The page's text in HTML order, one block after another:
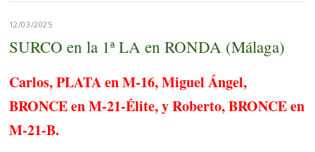
12/03/2025
SURCO en la 1ª LA en RONDA (Málaga)
Carlos, PLATA en M-16, Miguel Ángel,
BRONCE en M-21-Élite, y Roberto, BRONCE en
M-21-B.